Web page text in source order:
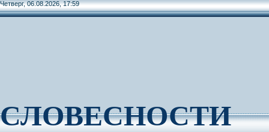
Четверг, 06.08.2026, 17:59
СЛОВЕСНОСТИ